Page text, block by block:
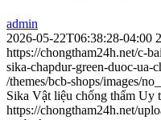
admin
2026-05-22T06:38:28-04:00
https://chongtham24h.net/c-
sika-chapdur-green-duoc-ua-
/themes/bcb-shops/images/
Sika Vật liệu chống thấm Uy
https://chongtham24h.net/